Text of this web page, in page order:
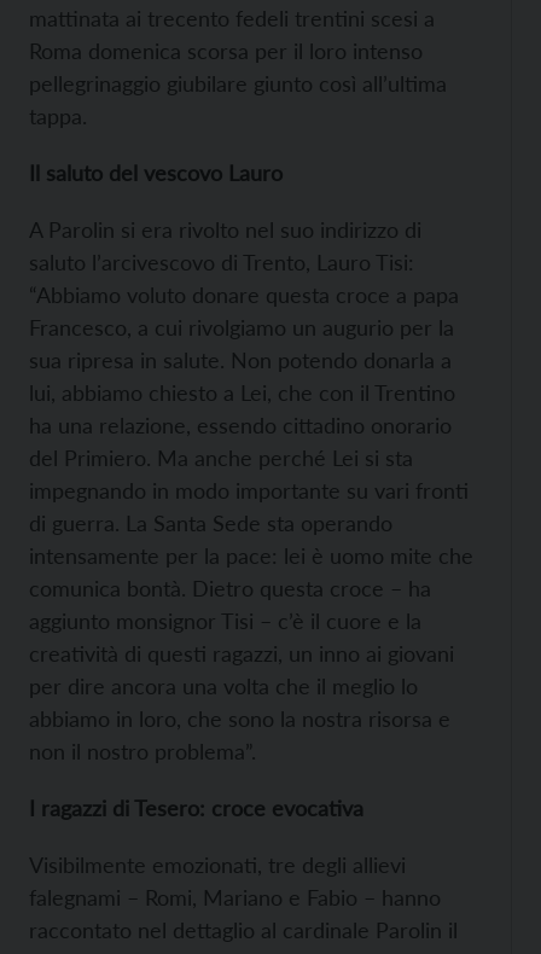
mattinata ai trecento fedeli trentini scesi a
Roma domenica scorsa per il loro intenso
pellegrinaggio giubilare giunto così all’ultima
tappa.
Il saluto del vescovo Lauro
A Parolin si era rivolto nel suo indirizzo di
saluto l’arcivescovo di Trento, Lauro Tisi:
“Abbiamo voluto donare questa croce a papa
Francesco, a cui rivolgiamo un augurio per la
sua ripresa in salute. Non potendo donarla a
lui, abbiamo chiesto a Lei, che con il Trentino
ha una relazione, essendo cittadino onorario
del Primiero. Ma anche perché Lei si sta
impegnando in modo importante su vari fronti
di guerra. La Santa Sede sta operando
intensamente per la pace: lei è uomo mite che
comunica bontà. Dietro questa croce – ha
aggiunto monsignor Tisi – c’è il cuore e la
creatività di questi ragazzi, un inno ai giovani
per dire ancora una volta che il meglio lo
abbiamo in loro, che sono la nostra risorsa e
non il nostro problema”.
I ragazzi di Tesero: croce evocativa
Visibilmente emozionati, tre degli allievi
falegnami – Romi, Mariano e Fabio – hanno
raccontato nel dettaglio al cardinale Parolin il